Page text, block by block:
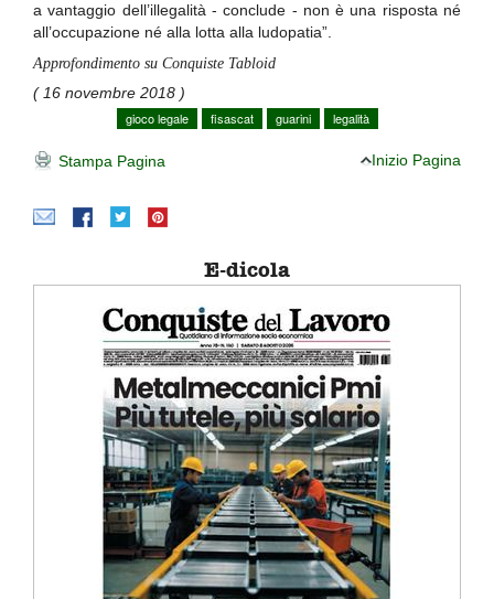
a vantaggio dell’illegalità - conclude - non è una risposta né
all’occupazione né alla lotta alla ludopatia”.
Approfondimento su Conquiste Tabloid
( 16 novembre 2018 )
gioco legale
fisascat guarini legalità
Stampa Pagina Inizio Pagina
E-dicola